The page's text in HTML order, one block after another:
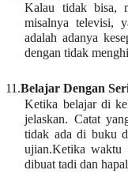
Kalau tidak bisa,
misalnya televisi,
adalah adanya
dengan tidak
11.Belajar Dengan
Ketika belajar di
jelaskan. Catat
tidak ada di buku
ujian.Ketika waktu
dibuat tadi dan